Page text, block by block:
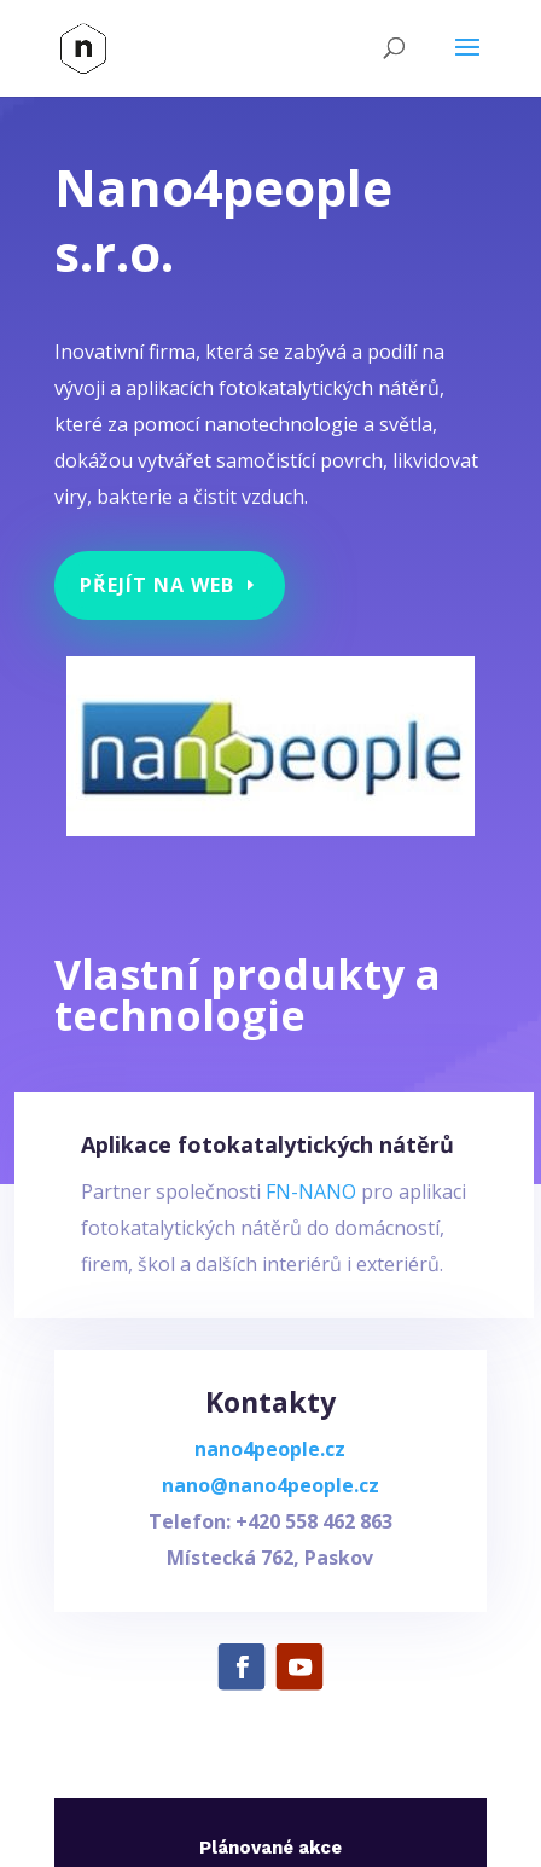
Nano4people
s.r.o.
Inovativní firma, která se zabývá a podílí na
vývoji a aplikacích fotokatalytických nátěrů,
které za pomocí nanotechnologie a světla,
dokážou vytvářet samočistící povrch, likvidovat
viry, bakterie a čistit vzduch.
PŘEJÍT NA WEB
Vlastní produkty a
technologie
Aplikace fotokatalytických nátěrů
Partner společnosti FN-NANO pro aplikaci
fotokatalytických nátěrů do domácností,
firem, škol a dalších interiérů i exteriérů.
Kontakty
nano4people.cz
nano@nano4people.cz
Telefon: +420 558 462 863
Místecká 762, Paskov
Plánované akce